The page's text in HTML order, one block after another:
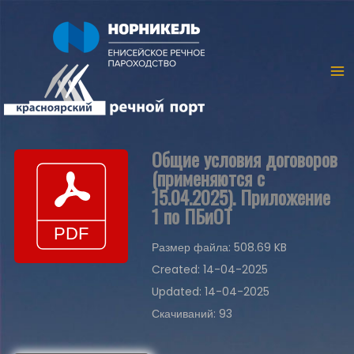
Общие условия договоров
(применяются с
15.04.2025). Приложение
1 по ПБиОТ
Размер файла: 508.69 KB
Created: 14-04-2025
Updated: 14-04-2025
Скачиваний: 93